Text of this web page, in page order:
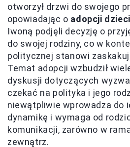
otworzył drzwi do swojego
opowiadając o adopcji dzieci
Iwoną podjęli decyzję o
do swojej rodziny, co w
politycznej stanowi
Temat adopcji wzbudził
dyskusji dotyczących
czekać na polityka i jego
niewątpliwie wprowadza do
dynamikę i wymaga od
komunikacji, zarówno w
zewnątrz.